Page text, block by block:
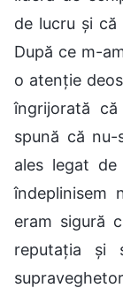
de lucru și
După ce m-
o atenție
îngrijorată
spună că
ales legat
îndeplinisem
eram sigură
reputația și